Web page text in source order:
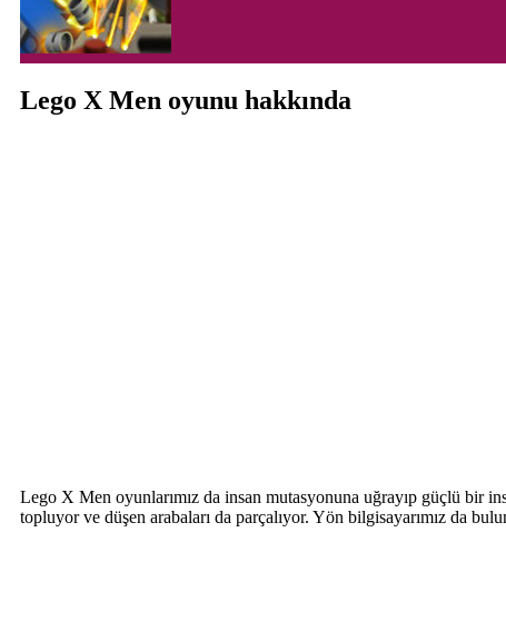
Lego X Men oyunu hakkında
Lego X Men oyunlarımız da insan mutasyonuna uğrayıp güçlü bir
topluyor ve düşen arabaları da parçalıyor. Yön bilgisayarımız da